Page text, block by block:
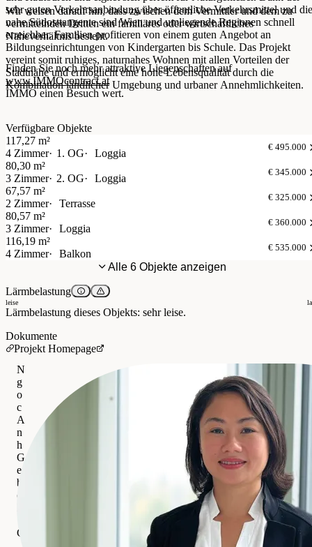
sehr guten Verkehrsanbindung über öffentliche Verkehrsmittel und die
nahe Südosttangente sind Wien und umliegende Regionen schnell
erreichbar. Familien profitieren von einem guten Angebot an
Bildungseinrichtungen von Kindergarten bis Schule. Das Projekt
vereint somit ruhiges, naturnahes Wohnen mit allen Vorteilen der
Stadtnähe und ermöglicht eine hohe Lebensqualität durch die
Kombination ländlicher Umgebung und urbaner Annehmlichkeiten.
Wir weisen darauf hin, dass zwischen dem Vermittler und dem zu
vermittelnden Dritten ein familiäres oder wirtschaftliches
Naheverhältnis besteht.
Finden Sie noch mehr attraktive Liegenschaften auf
www.IMMOcontract.at
IMMO einen Besuch wert.
Verfügbare Objekte
117,27 m²
4 Zimmer
1. OG Loggia
€ 495.000
80,30 m²
3 Zimmer
2. OG Loggia
€ 345.000
67,57 m²
2 Zimmer
Terrasse
€ 325.000
80,57 m²
3 Zimmer
Loggia
€ 360.000
116,19 m²
4 Zimmer
Balkon
€ 535.000
Alle 6 Objekte anzeigen
Lärmbelastung
leise
Lärmbelastung dieses Objekts: sehr leise.
Dokumente
Projekt Homepage
N
g
o
c
A
n
h
G
e
b
e
IMMOcontract Immobilien Vermittlung GmbH
Gewerblich